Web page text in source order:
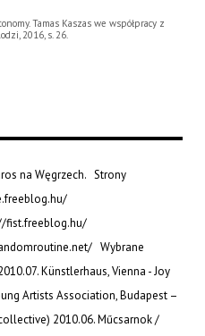
Tamas Kaszas we współpracy z
2016, s. 26.
na Węgrzech. Strony
fist.freeblog.hu/
Wybrane
Künstlerhaus, Vienna - Joy
Artists Association, Budapest –
2010.06. Műcsarnok /